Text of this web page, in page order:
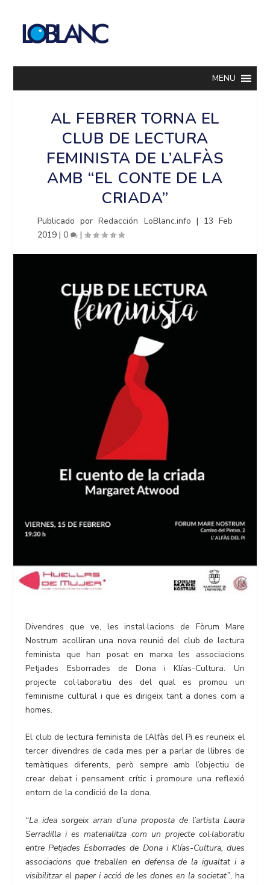
MENU
AL FEBRER TORNA EL
CLUB DE LECTURA
FEMINISTA DE L’ALFÀS
AMB “EL CONTE DE LA
CRIADA”
Publicado porRedacción LoBlanc.info | 13 Feb
2019 |0 |
Divendres que ve, les instal·lacions de Fòrum Mare
Nostrum acolliran una nova reunió del club de lectura
feminista que han posat en marxa les associacions
Petjades Esborrades de Dona i Klías-Cultura. Un
projecte col·laboratiu des del qual es promou un
feminisme cultural i que es dirigeix tant a dones com a
homes.
El club de lectura feminista de l’Alfàs del Pi es reuneix el
tercer divendres de cada mes per a parlar de llibres de
temàtiques diferents, però sempre amb l’objectiu de
crear debat i pensament crític i promoure una reflexió
entorn de la condició de la dona.
“La idea sorgeix arran d’una proposta de l’artista Laura
Serradilla i es materialitza com un projecte col·laboratiu
entre Petjades Esborrades de Dona i Klías-Cultura, dues
associacions que treballen en defensa de la igualtat i a
visibilitzar el paper i acció de les dones en la societat”, ha